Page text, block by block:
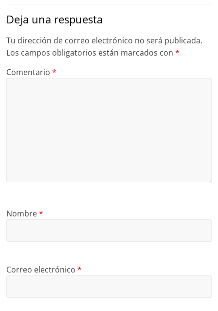
Deja una respuesta
Tu dirección de correo electrónico no será publicada.
Los campos obligatorios están marcados con*
Comentario*
Nombre*
Correo electrónico*